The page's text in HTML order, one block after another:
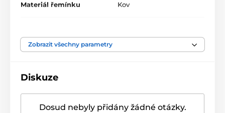
Materiál řemínku Kov
Zobrazit všechny parametry
Diskuze
Dosud nebyly přidány žádné otázky.